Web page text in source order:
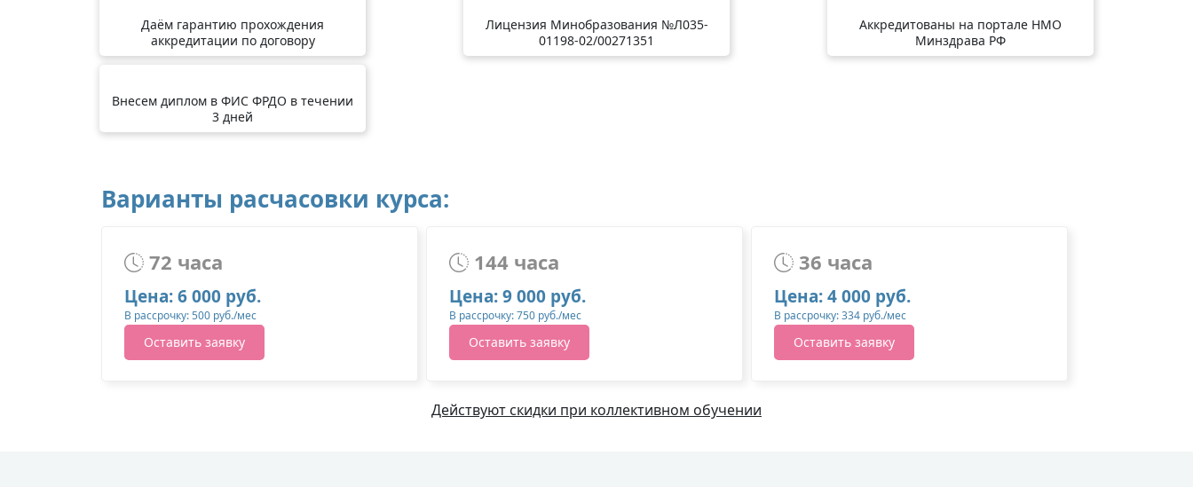
Даём гарантию прохождения
аккредитации по договору
Лицензия Минобразования №Л035-
01198-02/00271351
Аккредитованы на портале НМО
Минздрава РФ
Внесем диплом в ФИС ФРДО в течении
3 дней
Варианты расчасовки курса:
72 часа
Цена: 6 000 руб.
В рассрочку: 500 руб./мес
Оставить заявку
144 часа
Цена: 9 000 руб.
В рассрочку: 750 руб./мес
Оставить заявку
36 часа
Цена: 4 000 руб.
В рассрочку: 334 руб./мес
Оставить заявку
Действуют скидки при коллективном обучении